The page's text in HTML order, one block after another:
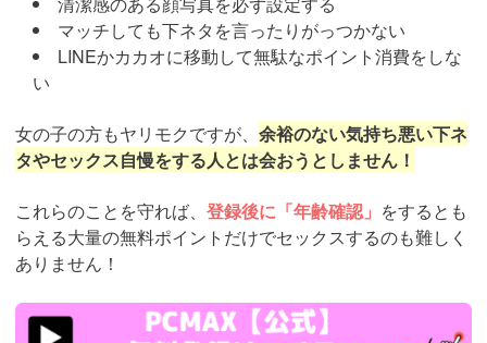
マッチしても下ネタを言ったりがっつかない
LINEかカカオに移動して無駄なポイント消費をしな
い
女の子の方もヤリモクですが、 余裕のない気持ち悪い下ネ
タやセックス自慢をする人とは会おうとしません！
これらのことを守れば、 登録後に「年齢確認」 をするとも
らえる大量の無料ポイントだけでセックスするのも難しく
ありません！
https://pcmax.jp/lp/?
ad_id=rm327007